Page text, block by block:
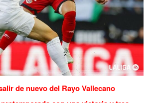
de nuevo del Rayo Vallecano